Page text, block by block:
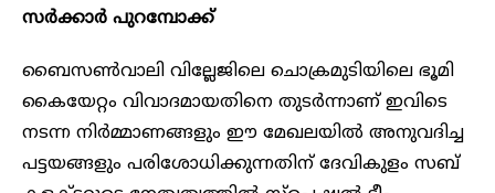
സർക്കാർ പുറമ്പോക്ക്
ബൈസൺവാലി വില്ലേജിലെ ചൊക്രമുടിയിലെ ഭൂമി
കൈയേറ്റം വിവാദമായതിനെ തുടർന്നാണ് ഇവിടെ
നടന്ന നിർമ്മാണങ്ങളും ഈ മേഖലയിൽ അനുവദിച്ച
പട്ടയങ്ങളും പരിശോധിക്കുന്നതിന് ദേവികുളം സബ്